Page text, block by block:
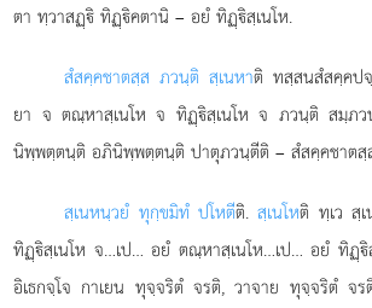
ตา ทฺวาสฏฺิ ทิฏฺิคตานิ – อยํ ทิฏฺิสฺเนโห.
สํสคฺคชาตสฺส ภวนฺติ สฺเนหาติ ทสฺสนสํสคฺคป
ยา จ ตณฺหาสฺเนโห จ ทิฏฺิสฺเนโห จ ภวนฺติ สมฺภ
นิพฺพตฺตนฺติ อภินิพฺพตฺตนฺติ ปาตุภวนฺตีติ – สํสคฺคชาตสฺ
สฺเนหนฺวยํ ทุกฺขมิทํ ปโหตีติ.สฺเนโหติ ทฺเว สฺ
ทิฏฺิสฺเนโห จ…เป… อยํ ตณฺหาสฺเนโห…เป… อยํ ทิฏฺ
อิเธกจฺโจ กาเยน ทุจฺจริตํ จรติ, วาจาย ทุจฺจริตํ จ